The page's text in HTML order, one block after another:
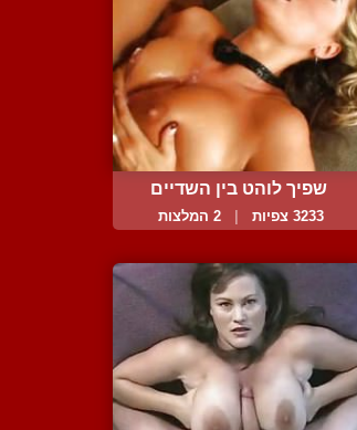
שפיך לוהט בין השדיים
3233 צפיות 2 המלצות